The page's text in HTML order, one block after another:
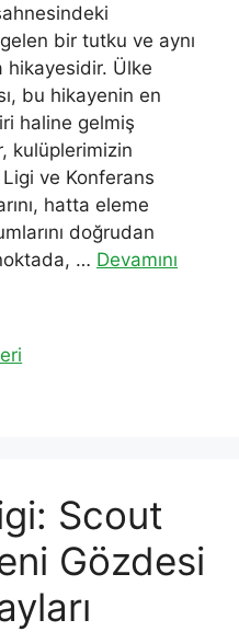
bir tutku ve aynı
hikayesidir. Ülke
bu hikayenin en
haline gelmiş
kulüplerimizin
ve Konferans
hatta eleme
doğrudan
… Devamını
Scout
Gözdesi